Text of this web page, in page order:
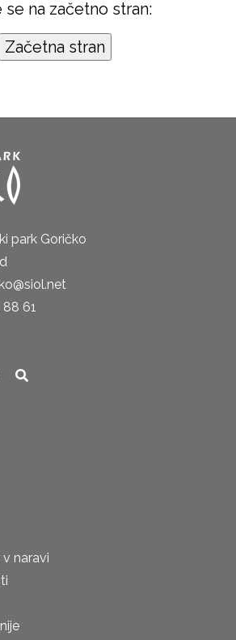
se na začetno stran:
park Goričko
88 61
naravi